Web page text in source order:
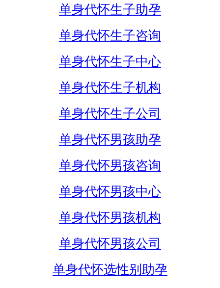
单身代怀生子助孕
单身代怀生子咨询
单身代怀生子中心
单身代怀生子机构
单身代怀生子公司
单身代怀男孩助孕
单身代怀男孩咨询
单身代怀男孩中心
单身代怀男孩机构
单身代怀男孩公司
单身代怀选性别助孕